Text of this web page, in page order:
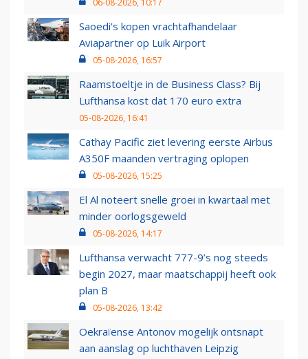
06-08-2026, 10:17
Saoedi’s kopen vrachtafhandelaar
Aviapartner op Luik Airport
05-08-2026, 16:57
Raamstoeltje in de Business Class? Bij
Lufthansa kost dat 170 euro extra
05-08-2026, 16:41
Cathay Pacific ziet levering eerste Airbus
A350F maanden vertraging oplopen
05-08-2026, 15:25
El Al noteert snelle groei in kwartaal met
minder oorlogsgeweld
05-08-2026, 14:17
Lufthansa verwacht 777-9’s nog steeds
begin 2027, maar maatschappij heeft ook
plan B
05-08-2026, 13:42
Oekraïense Antonov mogelijk ontsnapt
aan aanslag op luchthaven Leipzig